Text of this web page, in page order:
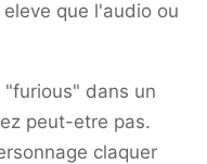
que l'audio ou
dans un
peut-etre pas.
claquer